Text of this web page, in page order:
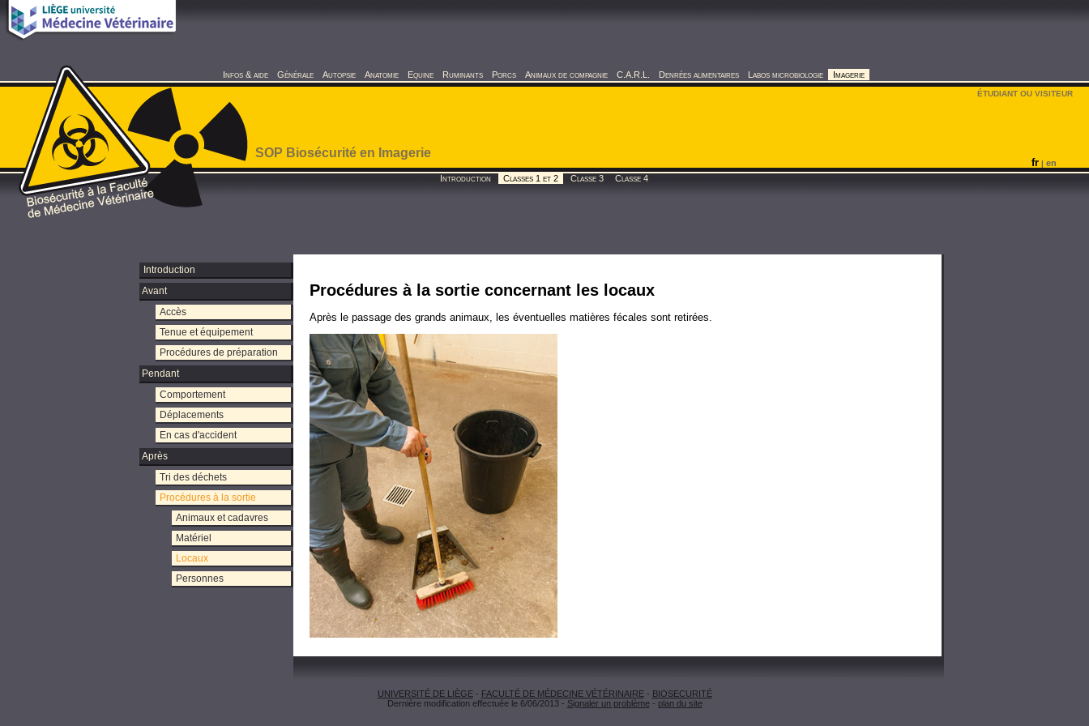
Infos & aide Générale Autopsie Anatomie Equine Ruminants Porcs Animaux de compagnie C.A.R.L. Denrées alimentaires Labos microbiologie Imagerie
ÉTUDIANT OU VISITEUR
fr | en
SOP Biosécurité en Imagerie
Introduction Classes 1 et 2 Classe 3 Classe 4
Introduction
Avant
Accès
Tenue et équipement
Procédures de préparation
Pendant
Comportement
Déplacements
En cas d'accident
Après
Tri des déchets
Procédures à la sortie
Animaux et cadavres
Matériel
Locaux
Personnes
Procédures à la sortie concernant les locaux
Après le passage des grands animaux, les éventuelles matières fécales sont retirées.
UNIVERSITÉ DE LIÈGE- FACULTÉ DE MÉDECINE VÉTÉRINAIRE- BIOSECURITÉ
Dernière modification effectuée le 6/06/2013 - Signaler un problème- plan du site